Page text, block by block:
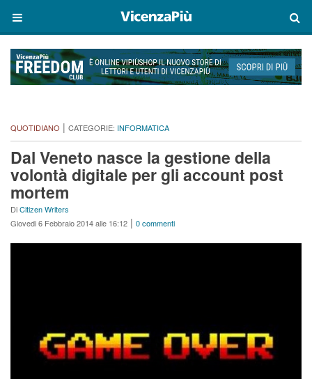
QUOTIDIANO | CATEGORIE: INFORMATICA
Dal Veneto nasce la gestione della
volontà digitale per gli account post
mortem
DiCitizen Writers
Giovedi 6 Febbraio 2014 alle 16:12 | 0 commenti